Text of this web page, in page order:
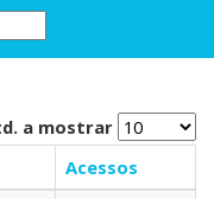
a mostrar
Acessos